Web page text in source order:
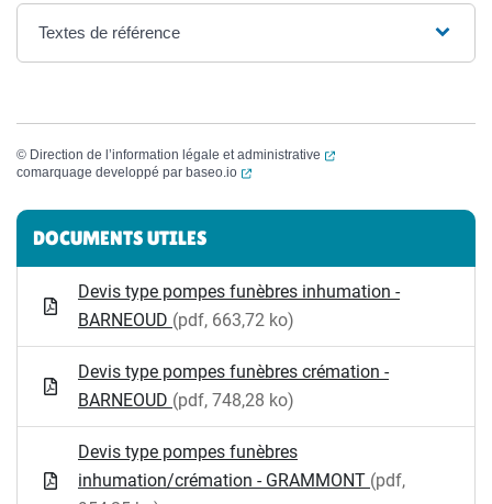
Textes de référence
© Direction de l’information légale et administrative
(ouverture dans un
comarquage developpé par baseo.io (ouverture dans un nouvel onglet)
Informations complémentaires
DOCUMENTS UTILES
Devis type pompes funèbres inhumation -
BARNEOUD (pdf, 663,72 ko)
Devis type pompes funèbres crémation -
BARNEOUD (pdf, 748,28 ko)
Devis type pompes funèbres
inhumation/crémation - GRAMMONT (pdf,